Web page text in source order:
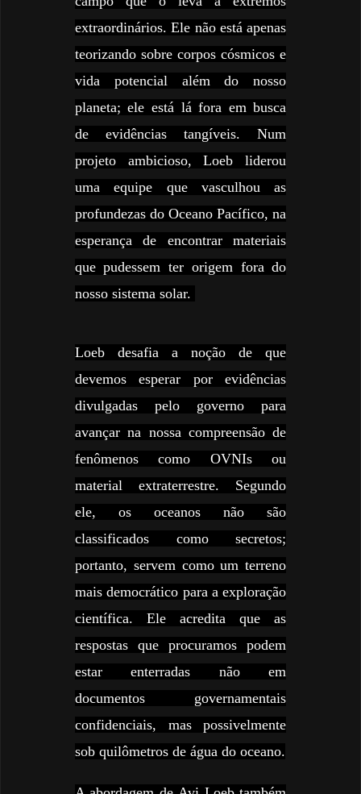
extraordinários. Ele não está apenas
teorizando sobre corpos cósmicos e
vida potencial além do nosso
planeta; ele está lá fora em busca
de evidências tangíveis. Num
projeto ambicioso, Loeb liderou
uma equipe que vasculhou as
profundezas do Oceano Pacífico, na
esperança de encontrar materiais
que pudessem ter origem fora do
nosso sistema solar.
Loeb desafia a noção de que
devemos esperar por evidências
divulgadas pelo governo para
avançar na nossa compreensão de
fenômenos como OVNIs ou
material extraterrestre. Segundo
ele, os oceanos não são
classificados como secretos;
portanto, servem como um terreno
mais democrático para a exploração
científica. Ele acredita que as
respostas que procuramos podem
estar enterradas não em
documentos governamentais
confidenciais, mas possivelmente
sob quilômetros de água do oceano.